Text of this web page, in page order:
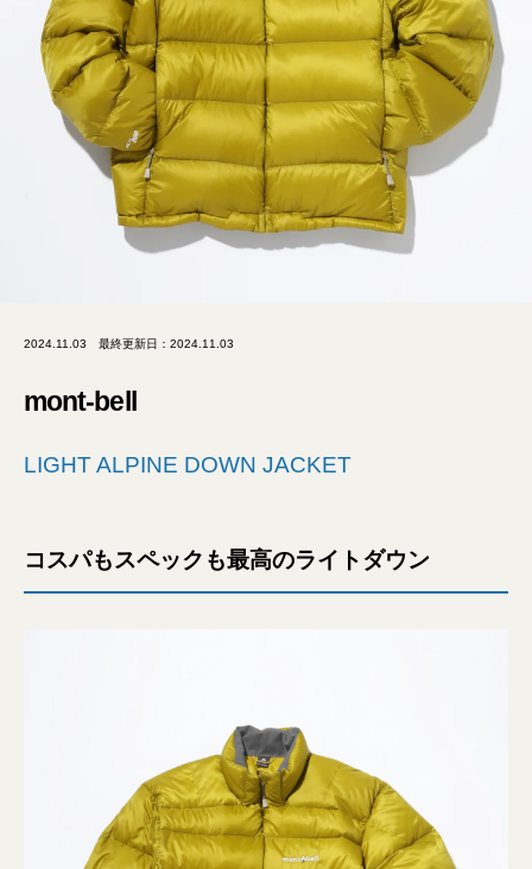
2024.11.03 最終更新日：2024.11.03
mont-bell
LIGHT ALPINE DOWN JACKET
コスパもスペックも最高のライトダウン